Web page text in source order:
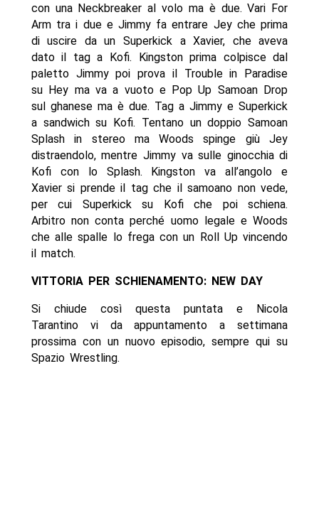
con una Neckbreaker al volo ma è due. Vari For
Arm tra i due e Jimmy fa entrare Jey che prima
di uscire da un Superkick a Xavier, che aveva
dato il tag a Kofi. Kingston prima colpisce dal
paletto Jimmy poi prova il Trouble in Paradise
su Hey ma va a vuoto e Pop Up Samoan Drop
sul ghanese ma è due. Tag a Jimmy e Superkick
a sandwich su Kofi. Tentano un doppio Samoan
Splash in stereo ma Woods spinge giù Jey
distraendolo, mentre Jimmy va sulle ginocchia di
Kofi con lo Splash. Kingston va all’angolo e
Xavier si prende il tag che il samoano non vede,
per cui Superkick su Kofi che poi schiena.
Arbitro non conta perché uomo legale e Woods
che alle spalle lo frega con un Roll Up vincendo
il match.
VITTORIA PER SCHIENAMENTO: NEW DAY
Si chiude così questa puntata e Nicola
Tarantino vi da appuntamento a settimana
prossima con un nuovo episodio, sempre qui su
Spazio Wrestling.